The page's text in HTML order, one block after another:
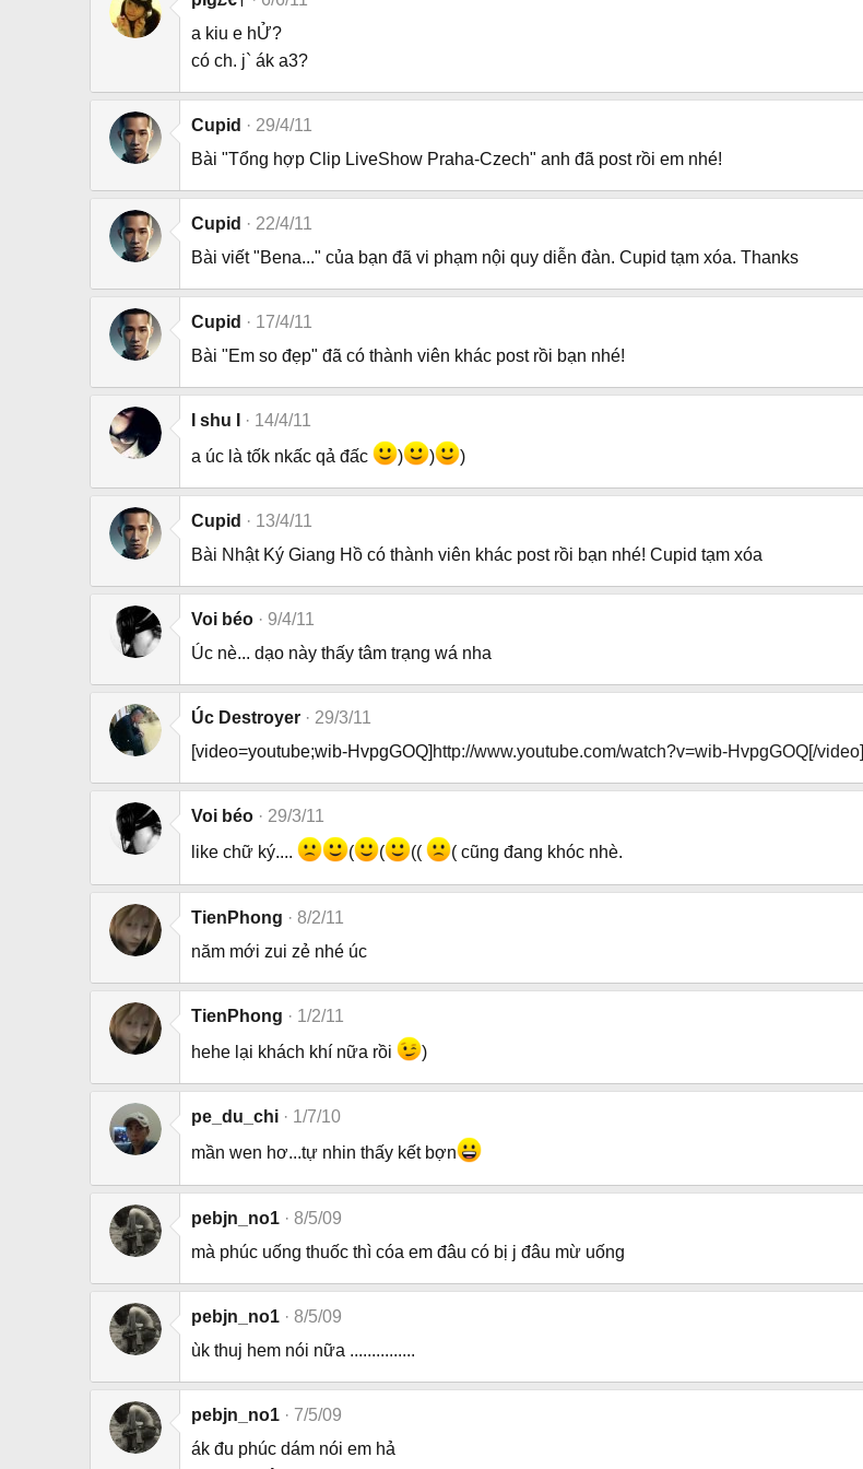
a kiu e hỬ?
có ch. j` ák a3?
Cupid
29/4/11
Bài "Tổng hợp Clip LiveShow Praha-Czech" anh đã post rồi em nhé!
Cupid
22/4/11
Bài viết "Bena..." của bạn đã vi phạm nội quy diễn đàn. Cupid tạm xóa. Thanks
Cupid
17/4/11
Bài "Em so đẹp" đã có thành viên khác post rồi bạn nhé!
I shu I
14/4/11
a úc là tốk nkấc qả đấc
) ) )
Cupid
13/4/11
Bài Nhật Ký Giang Hồ có thành viên khác post rồi bạn nhé! Cupid tạm xóa
Voi béo
9/4/11
Úc nè... dạo này thấy tâm trạng wá nha
Úc Destroyer
29/3/11
[video=youtube;wib-HvpgGOQ] http://www.youtube.com/watch?v=wib-HvpgGOQ[/video]
Voi béo
29/3/11
like chữ ký....
( ( (( ( cũng đang khóc nhè.
TienPhong
8/2/11
năm mới zui zẻ nhé úc
TienPhong
1/2/11
hehe lại khách khí nữa rồi
)
pe_du_chi
1/7/10
mần wen hơ...tự nhin thấy kết bợn
pebjn_no1
8/5/09
mà phúc uống thuốc thì cóa em đâu có bị j đâu mừ uống
pebjn_no1
8/5/09
ùk thuj hem nói nữa ...............
pebjn_no1
7/5/09
ák đu phúc dám nói em hả